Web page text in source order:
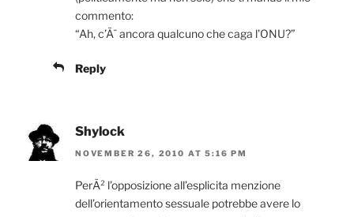
commento:
“Ah, c’Ã¨ ancora qualcuno che caga l’ONU?”
Reply
Shylock
NOVEMBER 26, 2010 AT 5:16 PM
PerÃ² l’opposizione all’esplicita menzione
dell’orientamento sessuale potrebbe avere lo